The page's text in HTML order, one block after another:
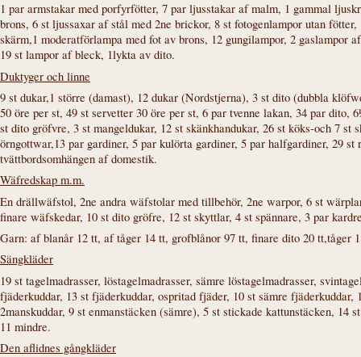
1 par armstakar med porfyrfötter, 7 par ljusstakar af malm, 1 gammal
brons, 6 st ljussaxar af stål med 2ne brickor, 8 st fotogenlampor utan
skärm,1 moderatförlampa med fot av brons, 12 gungilampor, 2 gaslampor
19 st lampor af bleck, 1lykta av dito.
Duktyger och linne
9 st dukar,1 större (damast), 12 dukar (Nordstjerna), 3 st dito (dubbla
50 öre per st, 49 st servetter 30 öre per st, 6 par tvenne lakan, 34 par
st dito gröfvre, 3 st mangeldukar, 12 st skänkhandukar, 26 st köks-och 7 st
örngottwar,13 par gardiner, 5 par kulörta gardiner, 5 par halfgardiner, 29 st
tvättbordsomhängen af domestik.
Wäfredskap m.m.
En drällwäfstol, 2ne andra wäfstolar med tillbehör, 2ne warpor, 6 st
finare wäfskedar, 10 st dito gröfre, 12 st skyttlar, 4 st spännare, 3 par
Garn: af blanår 12 tt, af tåger 14 tt, grofblånor 97 tt, finare dito 20 tt,tåger
Sängkläder
19 st tagelmadrasser, löstagelmadrasser, sämre löstagelmadrasser,
fjäderkuddar, 13 st fjäderkuddar, ospritad fjäder, 10 st sämre fjäderkuddar,
2manskuddar, 9 st enmanstäcken (sämre), 5 st stickade kattunstäcken,
11 mindre.
Den aflidnes gångkläder